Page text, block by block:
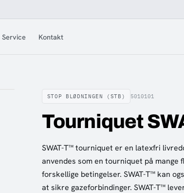
Service Kontakt
STOP BLØDNINGEN (STB) 5010101
Tourniquet
SWAT-T™ tourniquet er en latexfri
anvendes som en tourniquet på mange
forskellige betingelser. SWAT-T™ kan
at sikre gazeforbindinger. SWAT-T™